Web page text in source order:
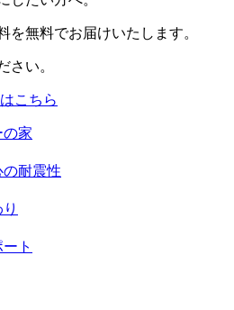
を無料でお届けいたします。
さい。
の家
耐震性
ト